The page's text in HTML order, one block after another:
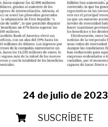
24 de julio de 2023
SUSCRÍBETE